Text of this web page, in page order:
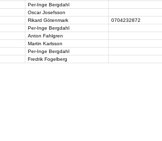
Per-Inge Bergdahl
Oscar Josefsson
Rikard Götenmark
0704232872
Per-Inge Bergdahl
Anton Fahlgren
Martin Karlsson
Per-Inge Bergdahl
Fredrik Fogelberg